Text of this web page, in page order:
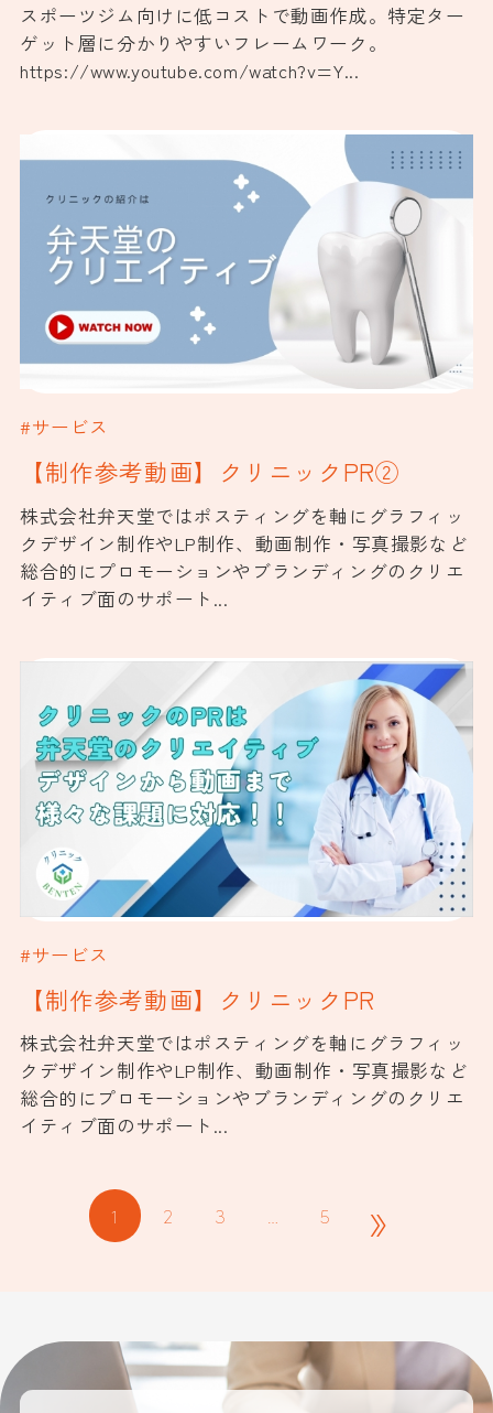
スポーツジム向けに低コストで動画作成。特定ター
ゲット層に分かりやすいフレームワーク。
https://www.youtube.com/watch?v=Y...
#サービス
【制作参考動画】クリニックPR②
株式会社弁天堂ではポスティングを軸にグラフィッ
クデザイン制作やLP制作、動画制作・写真撮影など
総合的にプロモーションやブランディングのクリエ
イティブ面のサポート...
#サービス
【制作参考動画】クリニックPR
株式会社弁天堂ではポスティングを軸にグラフィッ
クデザイン制作やLP制作、動画制作・写真撮影など
総合的にプロモーションやブランディングのクリエ
イティブ面のサポート...
1 2 3 5 »